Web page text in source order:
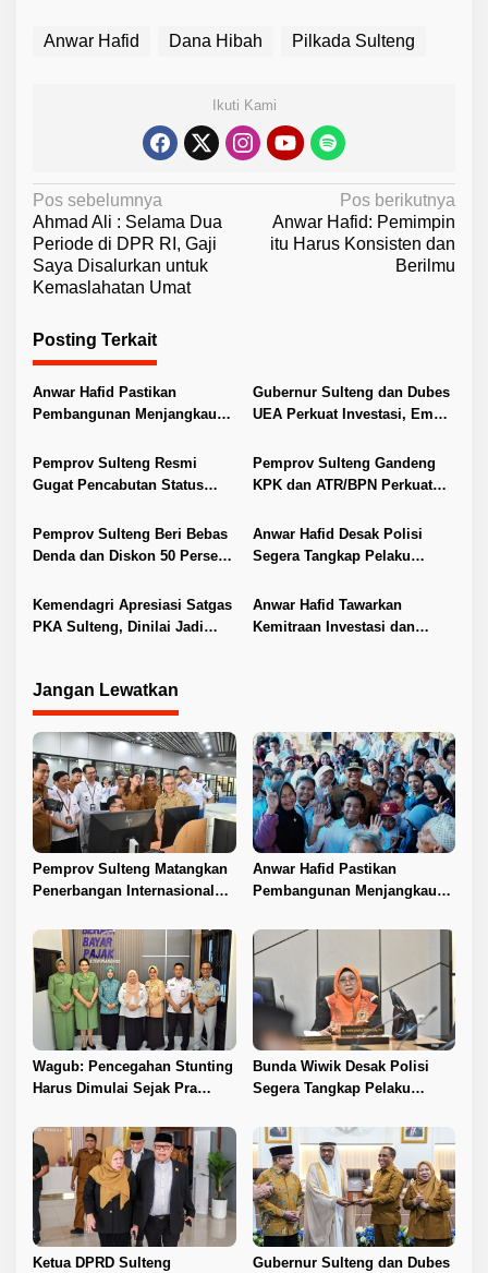
Anwar Hafid Dana Hibah Pilkada Sulteng
Ikuti Kami
N
a
v
i
g
a
s
i
p
o
Pos sebelumnya
Ahmad Ali : Selama Dua
Periode di DPR RI, Gaji
Saya Disalurkan untuk
Kemaslahatan Umat
Pos berikutnya
Anwar Hafid: Pemimpin
itu Harus Konsisten dan
Berilmu
Posting Terkait
Anwar Hafid Pastikan
Pembangunan Menjangkau
Gubernur Sulteng dan Dubes
UEA Perkuat Investasi, Empat
Pemprov Sulteng Resmi
Gugat Pencabutan Status
Pemprov Sulteng Gandeng
KPK dan ATR/BPN Perkuat
Pemprov Sulteng Beri Bebas
Denda dan Diskon 50 Persen
Anwar Hafid Desak Polisi
Segera Tangkap Pelaku
di Duyu
Kemendagri Apresiasi Satgas
PKA Sulteng, Dinilai Jadi
Anwar Hafid Tawarkan
Kemitraan Investasi dan
Jangan Lewatkan
Pemprov Sulteng Matangkan
Penerbangan Internasional
Anwar Hafid Pastikan
Pembangunan Menjangkau
Wagub: Pencegahan Stunting
Harus Dimulai Sejak Pra
Bunda Wiwik Desak Polisi
Segera Tangkap Pelaku
di Duyu
Ketua DPRD Sulteng
Gubernur Sulteng dan Dubes